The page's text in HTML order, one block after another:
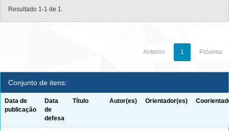
Resultado 1-1 de 1.
Anterior 1 Próximo
Conjunto de itens:
Data de
publicação
Data
de
defesa
Título Autor(es) Orientador(es)